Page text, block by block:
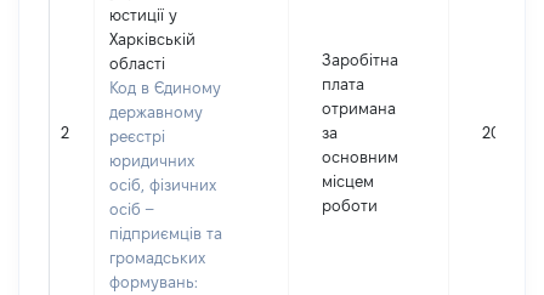
2
юстиції у
Харківській
області
Код в Єдиному
державному
реєстрі
юридичних
осіб, фізичних
осіб –
підприємців та
громадських
формувань:
Заробітна
плата
отримана
за
основним
місцем
роботи
20171